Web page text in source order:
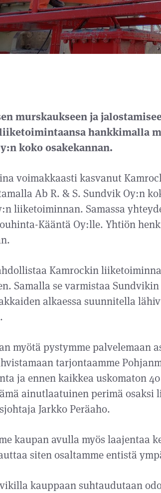
murskaukseen ja
hankkimalla
koko osakekannan.
voimakkaasti kasvanut
Ab R. & S. Sundvik Oy:n
liiketoiminnan. Samassa
Kääntä Oy:lle. Yhtiön
Kamrockin
Samalla se varmistaa
alkaessa suunnitella
myötä pystymme palvelemaan
tarjontaamme
ja ennen kaikkea uskomaton
ainutlaatuinen perimä
Jarkko Peräaho.
kaupan avulla myös laajentaa
siten osaltamme entistä
kauppaan suhtaudutaan